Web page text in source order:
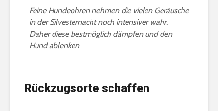
Feine Hundeohren nehmen die vielen Geräusche
in der Silvesternacht noch intensiver wahr.
Daher diese bestmöglich dämpfen und den
Hund ablenken
Rückzugsorte schaffen